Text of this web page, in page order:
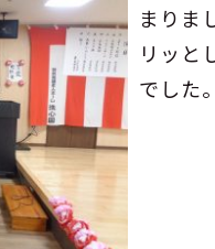
まりま
リッと
でした